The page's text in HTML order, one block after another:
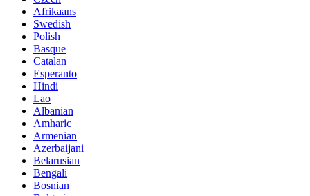
Afrikaans
Swedish
Polish
Basque
Catalan
Esperanto
Hindi
Lao
Albanian
Amharic
Armenian
Azerbaijani
Belarusian
Bengali
Bosnian